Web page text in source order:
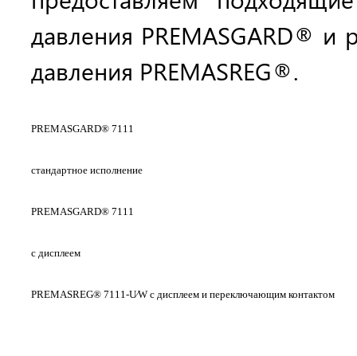
давления PREMASGARD® и
давления PREMASREG®.
PREMASGARD® 7111
стандартное исполнение
PREMASGARD® 7111
с дисплеем
PREMASREG® 7111-U⁄W с дисплеем и переключающим контактом